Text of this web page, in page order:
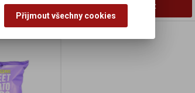
Koupit Koupit
Přijmout všechny cookies